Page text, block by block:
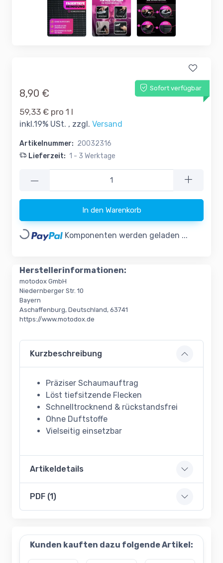
Sofort verfügbar
8,90 €
59,33 € pro 1 l
inkl.19% USt. , zzgl. Versand
Artikelnummer: 20032316
Lieferzeit: 1 - 3 Werktage
—
In den Warenkorb
Loading... Komponenten werden geladen ...
Herstellerinformationen:
motodox GmbH
Niedernberger Str. 10
Bayern
Aschaffenburg, Deutschland, 63741
https://www.motodox.de
Kurzbeschreibung
Präziser Schaumauftrag
Löst tiefsitzende Flecken
Schnelltrocknend & rückstandsfrei
Ohne Duftstoffe
Vielseitig einsetzbar
Artikeldetails
PDF (1)
Kunden kauften dazu folgende Artikel: